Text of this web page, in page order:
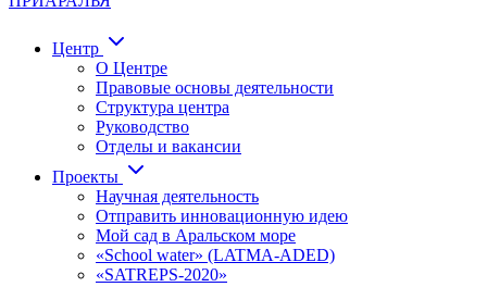
Центр
О Центре
Правовые основы деятельности
Структура центра
Руководство
Отделы и вакансии
Проекты
Научная деятельность
Отправить инновационную идею
Мой сад в Аральском море
«School water» (LATMA-ADED)
«SATREPS-2020»